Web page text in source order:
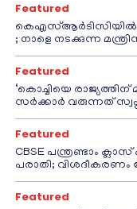
Featured
കെഎസ്ആർടിസിയിൽ
; നാളെ നടക്കുന്ന
Featured
‘കൊച്ചിയെ
സർക്കാർ വരുന്നത്
Featured
CBSE പന്ത്രണ്ടാം
പരാതി; വിശദീകരണം
Featured